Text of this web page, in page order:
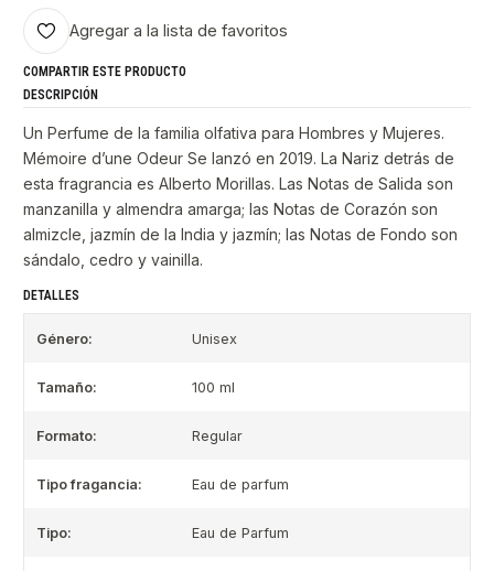
Agregar a la lista de favoritos
COMPARTIR ESTE PRODUCTO
DESCRIPCIÓN
Un Perfume de la familia olfativa para Hombres y Mujeres.
Mémoire d’une Odeur Se lanzó en 2019. La Nariz detrás de
esta fragrancia es Alberto Morillas. Las Notas de Salida son
manzanilla y almendra amarga; las Notas de Corazón son
almizcle, jazmín de la India y jazmín; las Notas de Fondo son
sándalo, cedro y vainilla.
DETALLES
Género: Unisex
Tamaño: 100 ml
Formato: Regular
Tipo fragancia: Eau de parfum
Tipo: Eau de Parfum